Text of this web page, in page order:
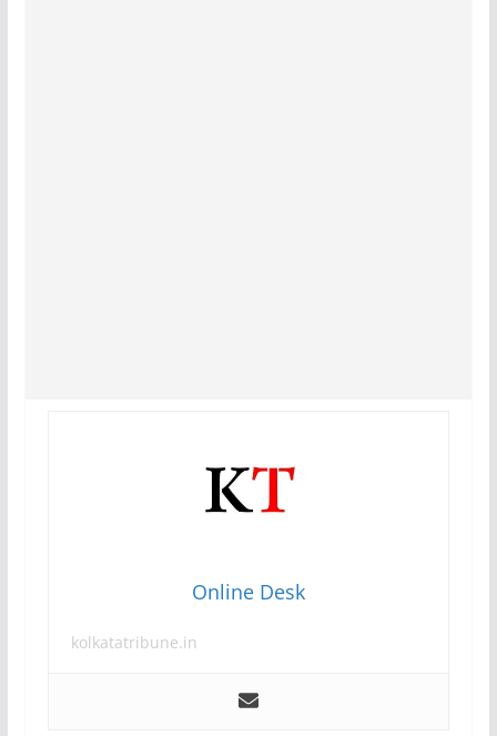
Online Desk
kolkatatribune.in